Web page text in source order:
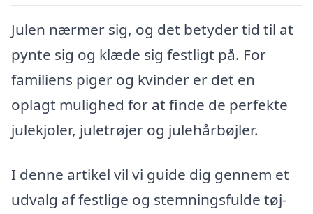
Julen nærmer sig, og det betyder tid til at
pynte sig og klæde sig festligt på. For
familiens piger og kvinder er det en
oplagt mulighed for at finde de perfekte
julekjoler, juletrøjer og julehårbøjler.
I denne artikel vil vi guide dig gennem et
udvalg af festlige og stemningsfulde tøj-